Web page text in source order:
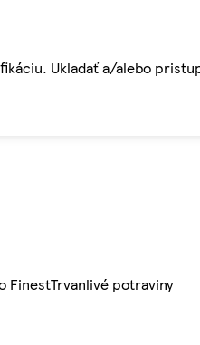
Ukladať a/alebo
FinestTrvanlivé potraviny